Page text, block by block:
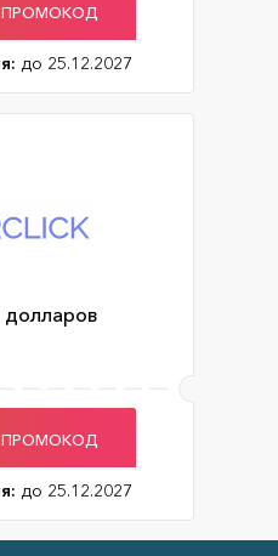
ПРОМОКОД
до 25.12.2027
долларов
ПРОМОКОД
до 25.12.2027